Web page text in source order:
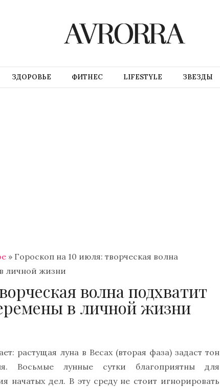
ЗДОРОВЬЕ ФИТНЕС LIFESTYLE ЗВЕЗДЫ
» Гороскоп на 10 июля: творческая волна
личной жизни
волна подхватит
в личной жизни
растущая луна в Весах (вторая фаза) задаст тон
Восьмые лунные сутки благоприятны для
начатых дел. В эту среду не стоит игнорировать